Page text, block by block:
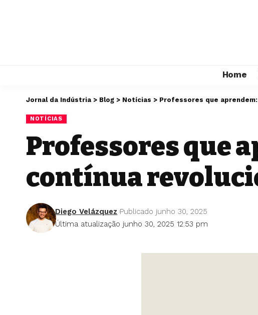
Home
Jornal da Indústria > Blog > Notícias > Professores que
NOTÍCIAS
Professores que
contínua
Última atualização junho 30, 2025 12:53 pm
Diego Velázquez Publicado junho 30, 2025